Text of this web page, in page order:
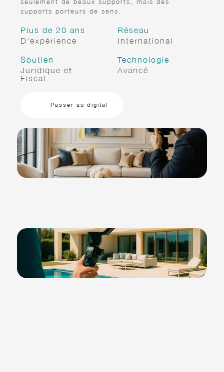
supports porteurs de sens.
Plus de 20 ans
D'expérience
Réseau
International
Soutien
Juridique et
Fiscal
Technologie
Avancé
Passer au digital